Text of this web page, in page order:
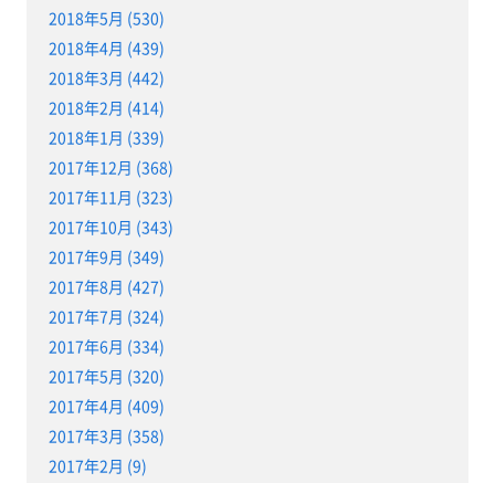
2018年5月 (530)
2018年4月 (439)
2018年3月 (442)
2018年2月 (414)
2018年1月 (339)
2017年12月 (368)
2017年11月 (323)
2017年10月 (343)
2017年9月 (349)
2017年8月 (427)
2017年7月 (324)
2017年6月 (334)
2017年5月 (320)
2017年4月 (409)
2017年3月 (358)
2017年2月 (9)